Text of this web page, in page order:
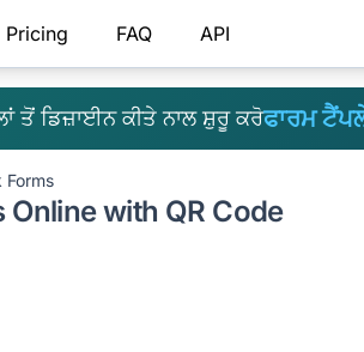
Pricing FAQ API
ਤੋਂ ਡਿਜ਼ਾਈਨ ਕੀਤੇ ਨਾਲ ਸ਼ੁਰੂ ਕਰੋਫਾਰਮ
Forms
with QR Code